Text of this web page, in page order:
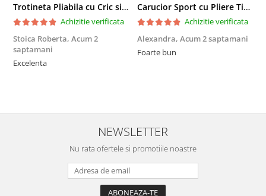
Trotineta Pliabila cu Cric si Maner Reglabil
Achizitie verificata
Stoica Roberta, Acum 2
saptamani
Excelenta
Carucior Sport cu Pliere Tip Troller si Maner Reversibil - Gri
Achizitie verificata
Alexandra, Acum 2 saptamani
Foarte bun
NEWSLETTER
Nu rata ofertele si promotiile noastre